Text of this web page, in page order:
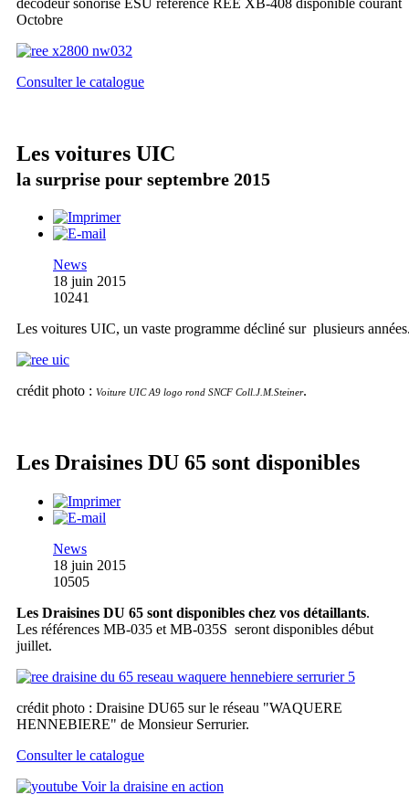
décodeur sonorisé ESU référence REE XB-408 disponible courant
Octobre
Consulter le catalogue
Les voitures UIC
la surprise pour septembre 2015
News
18 juin 2015
10241
Les voitures UIC, un vaste programme décliné sur plusieurs
crédit photo : Voiture UIC A9 logo rond SNCF Coll.J.M.Steiner.
Les Draisines DU 65 sont disponibles
News
18 juin 2015
10505
Les Draisines DU 65 sont disponibles chez vos détaillants.
Les références MB-035 et MB-035S seront disponibles début
juillet.
crédit photo : Draisine DU65 sur le réseau "WAQUERE
HENNEBIERE" de Monsieur Serrurier.
Consulter le catalogue
Voir la draisine en action